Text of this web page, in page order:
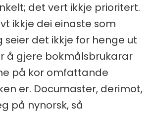
det vert ikkje prioritert.
ikkje dei einaste som
seier det ikkje for henge ut
å gjere bokmålsbrukarar
på kor omfattande
er. Documaster, derimot,
på nynorsk, så